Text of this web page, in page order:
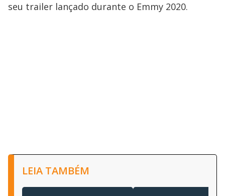
seu trailer lançado durante o Emmy 2020.
LEIA TAMBÉM